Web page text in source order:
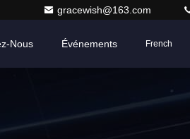
gracewish@163.com
Nous Événements French